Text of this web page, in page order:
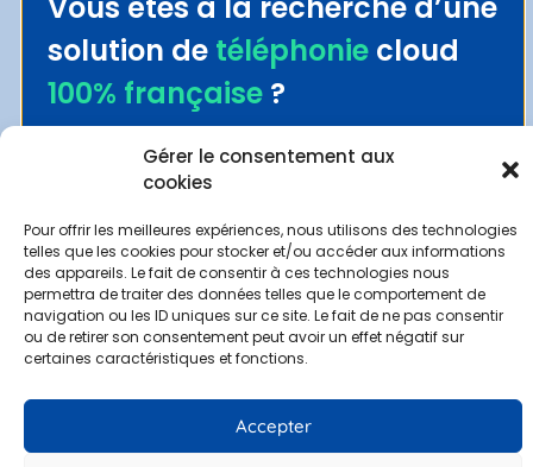
Gérer le consentement aux
cookies
Pour offrir les meilleures expériences, nous utilisons des technologies
telles que les cookies pour stocker et/ou accéder aux informations
des appareils. Le fait de consentir à ces technologies nous
permettra de traiter des données telles que le comportement de
navigation ou les ID uniques sur ce site. Le fait de ne pas consentir
ou de retirer son consentement peut avoir un effet négatif sur
certaines caractéristiques et fonctions.
Accepter
Politique de confidentialité
Gestion des données personnelles
Mentions légales
Contact
Demander une démo
Espace clients
Politique de confidentialité –Mentions légales–Gestion des
données personnelles
Découvrez Wazo et
Alter Cloud
solution de téléphoniecloud
100% française?